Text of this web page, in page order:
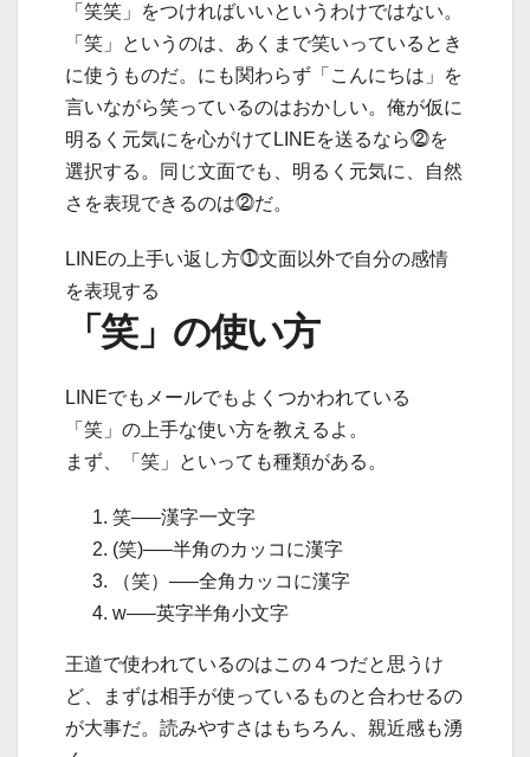
「笑笑」をつければいいというわけではない。
「笑」というのは、あくまで笑いっているとき
に使うものだ。にも関わらず「こんにちは」を
言いながら笑っているのはおかしい。俺が仮に
明るく元気にを心がけてLINEを送るなら⓶を
選択する。同じ文面でも、明るく元気に、自然
さを表現できるのは⓶だ。
LINEの上手い返し方⓵文面以外で自分の感情
を表現する
「笑」の使い方
LINEでもメールでもよくつかわれている
「笑」の上手な使い方を教えるよ。
まず、「笑」といっても種類がある。
笑—–漢字一文字
(笑)—–半角のカッコに漢字
（笑）—–全角カッコに漢字
w—–英字半角小文字
王道で使われているのはこの４つだと思うけ
ど、まずは相手が使っているものと合わせるの
が大事だ。読みやすさはもちろん、親近感も湧